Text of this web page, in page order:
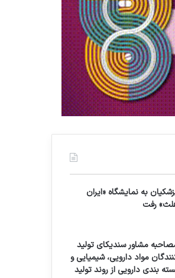
به نمایشگاه «ایران
رفت
مشاور سندیکای تولید
مواد دارویی، شیمیایی و
بندی دارویی از روند تولید